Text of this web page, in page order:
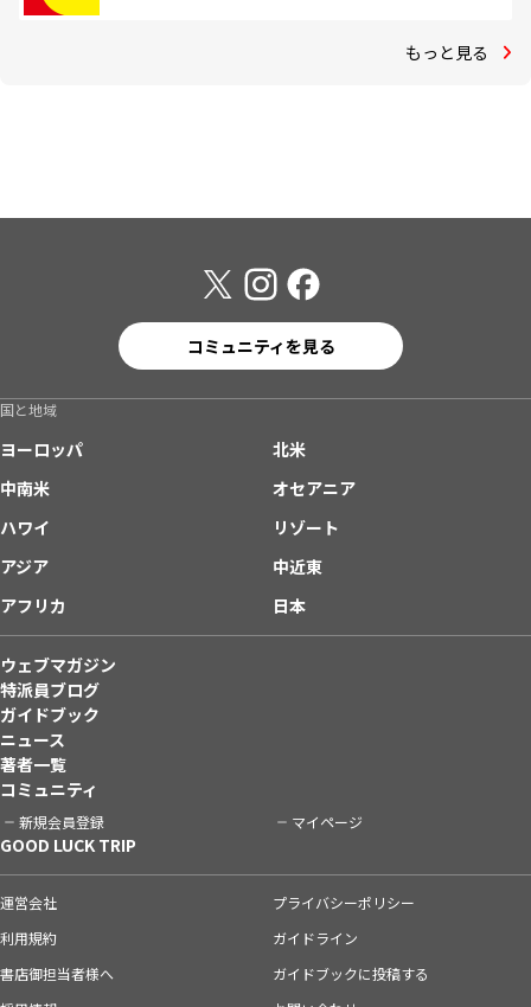
もっと見る
コミュニティを見る
国と地域
ヨーロッパ
北米
中南米
オセアニア
ハワイ
リゾート
アジア
中近東
アフリカ
日本
ウェブマガジン
特派員ブログ
ガイドブック
ニュース
著者一覧
コミュニティ
新規会員登録 マイページ
GOOD LUCK TRIP
運営会社
プライバシーポリシー
利用規約
ガイドライン
書店御担当者様へ
ガイドブックに投稿する